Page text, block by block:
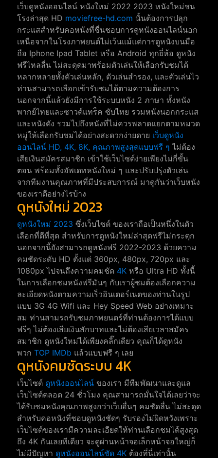
เว็บดูหนังออนไลน์ หนังใหม่ 2022 2023 หนังใหม่ชน
โรงล่าสุด HD moviefree-hd.com นั้นต้องการปลุก
กระแสสำหรับคอหนังที่ชื่นชอบการดูหนังออนไลน์นอก
เหนือจากในโรงภาพยนต์ไม่เว้นแม้แต่การดูหนังบนมือ
ถือ Iphone Ipad Tablet หรือ Android ทุกยี่ห้อ ดูหนัง
ฟรีไหลลื่น ไม่สะดุดมาพร้อมตัวเล่นให้เลือกรับชมได้
หลากหลายทั้งตัวเล่นหลัก, ตัวเล่นสำรอง, และตัวเล่นไว
ท่านสามารถเลือกเข้ารับชมได้ตามความต้องการ
นอกจากนี้แล้วยังมีการใช้ระบบหนัง 2 ภาษา ทั้งหนัง
พากย์ไทยและซาวด์แทร็ค ซับไทย รวมหนังนอกกระแส
และหนังดัง รวมไปถึงหนังที่ไม่ควรพลาดแยกตามหมวด
หมู่ให้เลือกรับชมได้อย่างสะดวกง่ายดาย เว็บดูหนัง
ออนไลน์ HD, 4K, 8K, คุณภาพสูงสุดแบบฟรี ๆ ไม่ต้อง
เสียเงินสมัครสมาชิก เข้าใช้เว็บไซต์ง่ายเพียงไม่กี่ขั้น
ตอน พร้อมทั้งอัพเดทหนังใหม่ ๆ และปรับปรุ่งตัวเล่น
จากทีมงานคุณภาพที่มีประสบการณ์ มาดูกันว่าเว็บหนัง
ของเราดีอย่างไรบ้าง
ดูหนังใหม่ 2023
ดูหนังใหม่ 2023 ซึ่งเว็บไซต์ ของเราถือเป็นหนึ่งในตัว
เลือกที่ดีที่สุด สำหรับการดูหนังใหม่ล่าสุดฟรีไม่กระตุก
นอกจากนี้ยังสามารถดูหนังฟรี 2022-2023 ด้วยความ
คมชัดระดับ HD ตั้งแต่ 360px, 480px, 720px และ
1080px ไปจนถึงความคมชัด 4K หรือ Ultra HD ทั้งนี้
ในการเลือกชมหนังฟรีมันๆ กับเราผู้ชมต้องเลือกความ
ละเอียดหนังตามความเร็วอินเตอร์เนตของท่านในรูป
แบบ 3G 4G Wifi และ Hey Speed Web อย่างเหมาะ
สม ท่านสามรถรับชมภาพยนตร์ที่ท่านต้องการได้แบบ
ฟรีๆ ไม่ต้องเสียเงินสักบาทและไม่ต้องเสียเวลาสมัคร
สมาชิก ดูหนังใหม่ได้เพียงคลิ๊กเดียว คุณก็ได้ดูหนัง
พวก TOP IMDb แล้วแบบฟรี ๆ เลย
ดูหนังคมชัดระบบ 4K
เว็บไซต์ ดูหนังออนไลน์ ของเรา มีทีมพัฒนาและดูแล
เว็บไซต์ตลอด 24 ชั่วโมง คุณสามารถมั่นใจได้เลยว่าจะ
ได้รับชมหนังคุณภาพสูงกว่าเว็บอื่นๆ คมชัดลื่น ไม่สะดุด
สำหรับคอหนังที่ชอบดูหนังชัดๆ รับรองไม่ผิดหวังเพราะ
เว็บไซต์ของเรามีความละเอียดให้ท่านเลือกชมได้สูงสุด
ถึง 4K กันเลยทีเดียว จะดูผ่านหน้าจอเล็กหน้าจอใหญ่ก็
ไม่มีปัญหา ดูหนังออนไลน์ชัด 4K ต้องที่นี่เท่านั้น